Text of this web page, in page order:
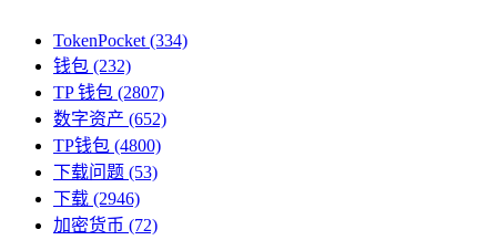
TokenPocket (334)
钱包 (232)
TP 钱包 (2807)
数字资产 (652)
TP钱包 (4800)
下载问题 (53)
下载 (2946)
加密货币 (72)